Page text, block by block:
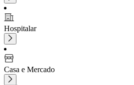
Hospitalar
Casa e Mercado